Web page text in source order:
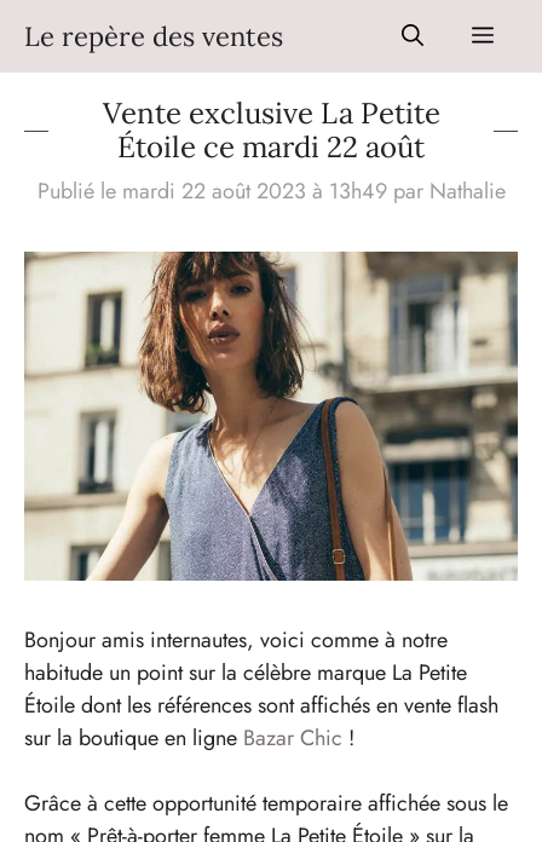
contenu
Le repère des ventes Menu
Vente exclusive La Petite
Étoile ce mardi 22 août
Publié le mardi 22 août 2023 à 13h49 par Nathalie
Bonjour amis internautes, voici comme à notre
habitude un point sur la célèbre marque La Petite
Étoile dont les références sont affichés en vente flash
sur la boutique en ligne Bazar Chic !
Grâce à cette opportunité temporaire affichée sous le